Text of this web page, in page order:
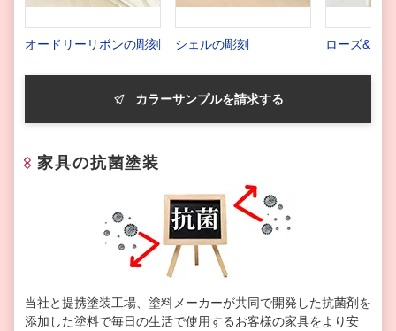
オードリーリボンの彫刻 シェルの彫刻 ローズ&リ
カラーサンプルを請求する
家具の抗菌塗装
当社と提携塗装工場、塗料メーカーが共同で開発した抗菌剤を
添加した塗料で毎日の生活で使用するお客様の家具をより安